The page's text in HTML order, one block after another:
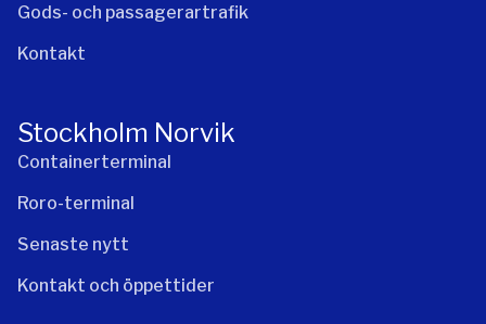
Gods- och passagerartrafik
Kontakt
Stockholm Norvik
Containerterminal
Roro-terminal
Senaste nytt
Kontakt och öppettider